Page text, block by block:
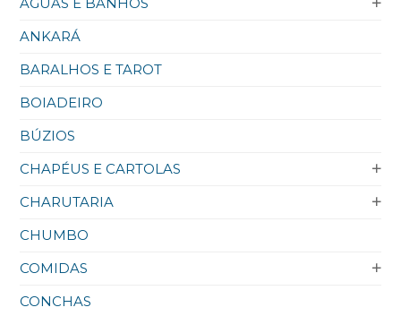
ÁGUAS E BANHOS
ANKARÁ
BARALHOS E TAROT
BOIADEIRO
BÚZIOS
CHAPÉUS E CARTOLAS
CHARUTARIA
CHUMBO
COMIDAS
CONCHAS